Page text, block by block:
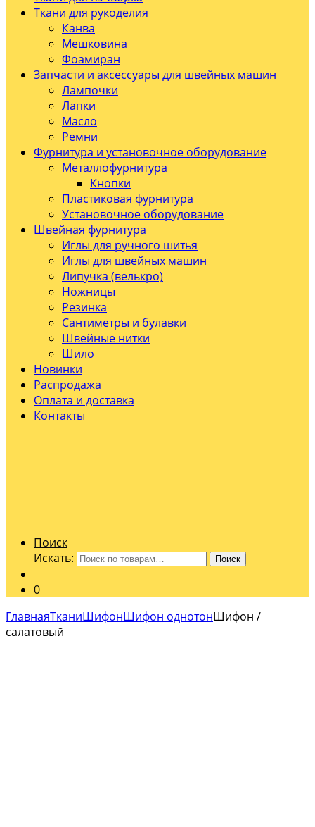
Ткани для рукоделия
Канва
Мешковина
Фоамиран
Запчасти и аксессуары для швейных машин
Лампочки
Лапки
Масло
Ремни
Фурнитура и установочное оборудование
Металлофурнитура
Кнопки
Пластиковая фурнитура
Установочное оборудование
Швейная фурнитура
Иглы для ручного шитья
Иглы для швейных машин
Липучка (велькро)
Ножницы
Резинка
Сантиметры и булавки
Швейные нитки
Шило
Новинки
Распродажа
Оплата и доставка
Контакты
Поиск
Искать:
Поиск
0
ГлавнаяТканиШифонШифон однотонШифон /
салатовый